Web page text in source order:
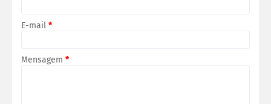
E-mail *
Mensagem *